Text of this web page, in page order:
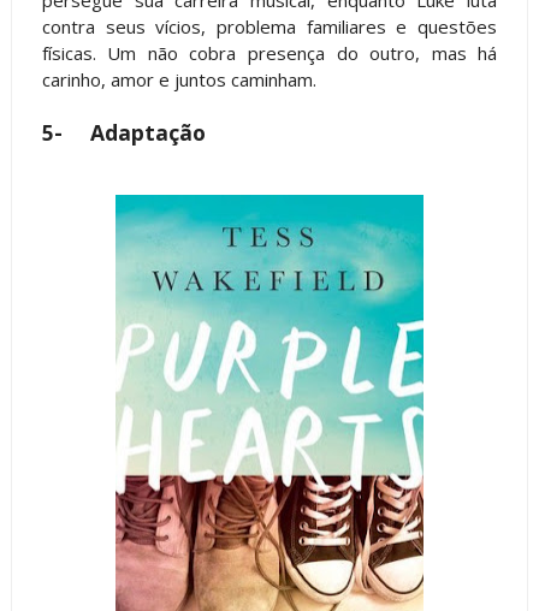
contra seus vícios, problema familiares e questões
físicas. Um não cobra presença do outro, mas há
carinho, amor e juntos caminham.
5- Adaptação